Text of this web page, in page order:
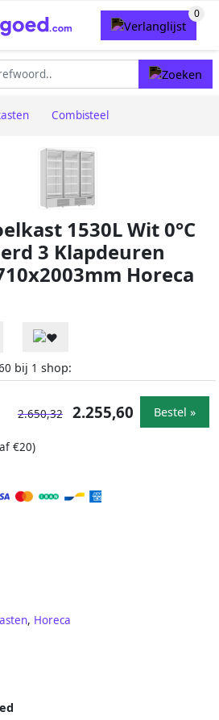
Combisteel
1530L Wit 0°C
3 Klapdeuren
Horeca
bij 1 shop:
€20)
2.650,32 2.255,60 Bestel »
, Horeca